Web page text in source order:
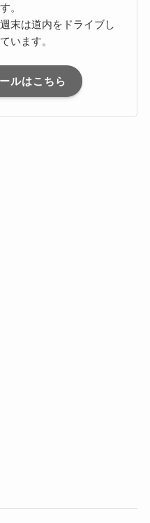
。
末は道内をドライブし
います。
ルはこちら